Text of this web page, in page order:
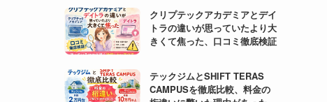
クリプテックアカデミアとデイ
トラの違いが思っていたより大
きくて焦った、口コミ徹底検証
テックジムとSHIFT TERAS
CAMPUSを徹底比較、料金の